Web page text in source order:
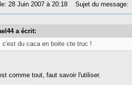
28 Juin 2007 à 20:18 Sujet du message:
a écrit:
c'est du caca en boite cte truc !
comme tout, faut savoir l'utiliser.